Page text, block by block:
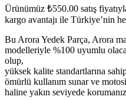
Ürünümüz ₺550.00 satış
kargo avantajı ile Türkiye’nin
Bu Arora Yedek Parça, Arora
modelleriyle %100 uyumlu
olup,
yüksek kalite standartlarına
ömürlü kullanım sunar ve
haline yakın seviyede